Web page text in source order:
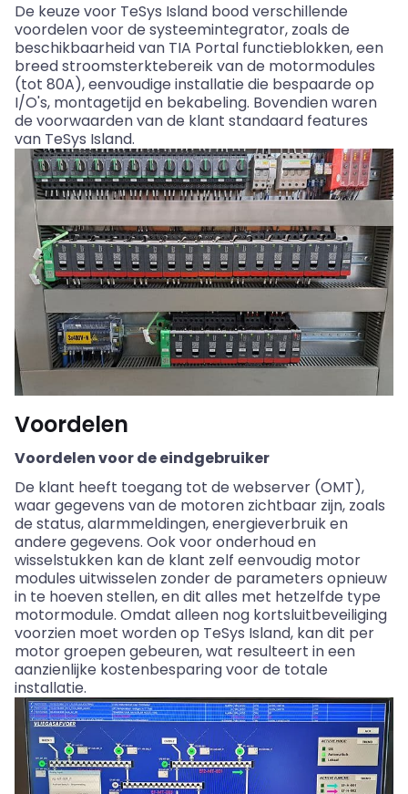
De keuze voor TeSys Island bood verschillende
voordelen voor de systeemintegrator, zoals de
beschikbaarheid van TIA Portal functieblokken, een
breed stroomsterktebereik van de motormodules
(tot 80A), eenvoudige installatie die bespaarde op
I/O's, montagetijd en bekabeling. Bovendien waren
de voorwaarden van de klant standaard features
van TeSys Island.
Voordelen
Voordelen voor de eindgebruiker
De klant heeft toegang tot de webserver (OMT),
waar gegevens van de motoren zichtbaar zijn, zoals
de status, alarmmeldingen, energieverbruik en
andere gegevens. Ook voor onderhoud en
wisselstukken kan de klant zelf eenvoudig motor
modules uitwisselen zonder de parameters opnieuw
in te hoeven stellen, en dit alles met hetzelfde type
motormodule. Omdat alleen nog kortsluitbeveiliging
voorzien moet worden op TeSys Island, kan dit per
motor groepen gebeuren, wat resulteert in een
aanzienlijke kostenbesparing voor de totale
installatie.